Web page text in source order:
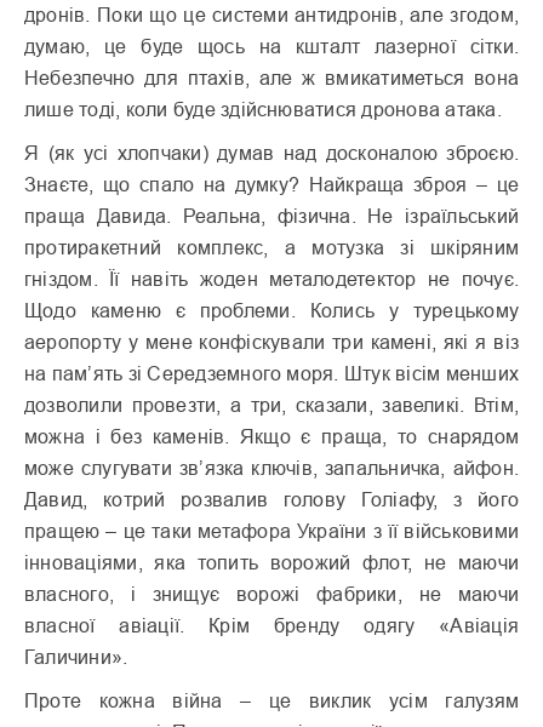
дронів. Поки що це системи антидронів, але згодом,
думаю, це буде щось на кшталт лазерної сітки.
Небезпечно для птахів, але ж вмикатиметься вона
лише тоді, коли буде здійснюватися дронова атака.
Я (як усі хлопчаки) думав над досконалою зброєю.
Знаєте, що спало на думку? Найкраща зброя – це
праща Давида. Реальна, фізична. Не ізраїльський
протиракетний комплекс, а мотузка зі шкіряним
гніздом. Її навіть жоден металодетектор не почує.
Щодо каменю є проблеми. Колись у турецькому
аеропорту у мене конфіскували три камені, які я віз
на пам’ять зі Середземного моря. Штук вісім менших
дозволили провезти, а три, сказали, завеликі. Втім,
можна і без каменів. Якщо є праща, то снарядом
може слугувати зв’язка ключів, запальничка, айфон.
Давид, котрий розвалив голову Голіафу, з його
пращею – це таки метафора України з її військовими
інноваціями, яка топить ворожий флот, не маючи
власного, і знищує ворожі фабрики, не маючи
власної авіації. Крім бренду одягу «Авіація
Галичини».
Проте кожна війна – це виклик усім галузям